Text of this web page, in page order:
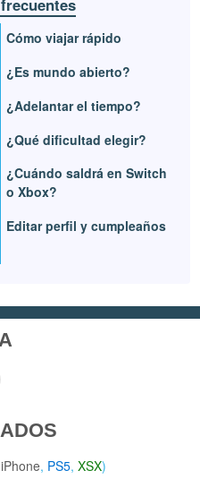
Cómo viajar rápido
¿Es mundo abierto?
¿Adelantar el tiempo?
¿Qué dificultad elegir?
¿Cuándo saldrá en Switch
o Xbox?
Editar perfil y cumpleaños
iPhone, PS5,XSX)